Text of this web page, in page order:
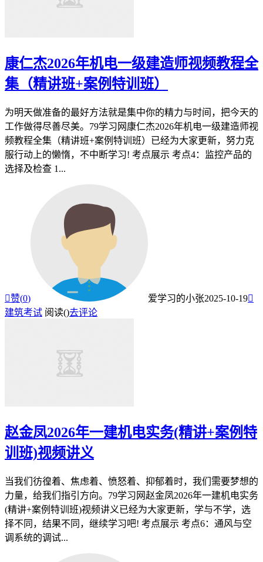
康仁杰2026年机电一级建造师视频教程全
集（精讲班+案例特训班）
为明天做准备的最好方法就是集中你的精力与时间，把今天的
工作做得尽善尽美。79学习网康仁杰2026年机电一级建造师视
频教程全集（精讲班+案例特训班）已经为大家更新，努力克
服行动上的懒惰，不中断学习! 考点展示 考点4：监控产品的
选择及检查 1...
赞(0) 爱学习的小张2025-10-19
建筑考试 阅读()去评论
赵金凤2026年一建机电实务(精讲+案例特
训班)视频讲义
当我们彷徨着、焦虑着、愤怒着、抑郁着时，我们需要梦想的
力量，给我们指引方向。79学习网赵金凤2026年一建机电实务
(精讲+案例特训班)视频讲义已经为大家更新，学与不学，选
择不同，结果不同，继续学习吧! 考点展示 考点6：通风与空
调系统的调试...